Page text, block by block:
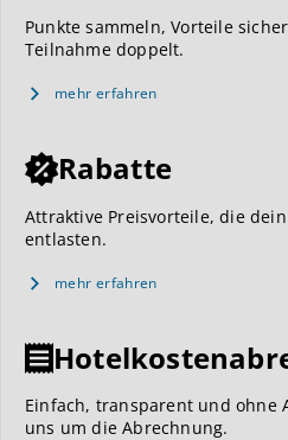
Punkte sammeln, Vorteile
Teilnahme doppelt.
mehr erfahren
Rabatte
Attraktive Preisvorteile, die
entlasten.
mehr erfahren
Einfach, transparent und ohne
uns um die Abrechnung.